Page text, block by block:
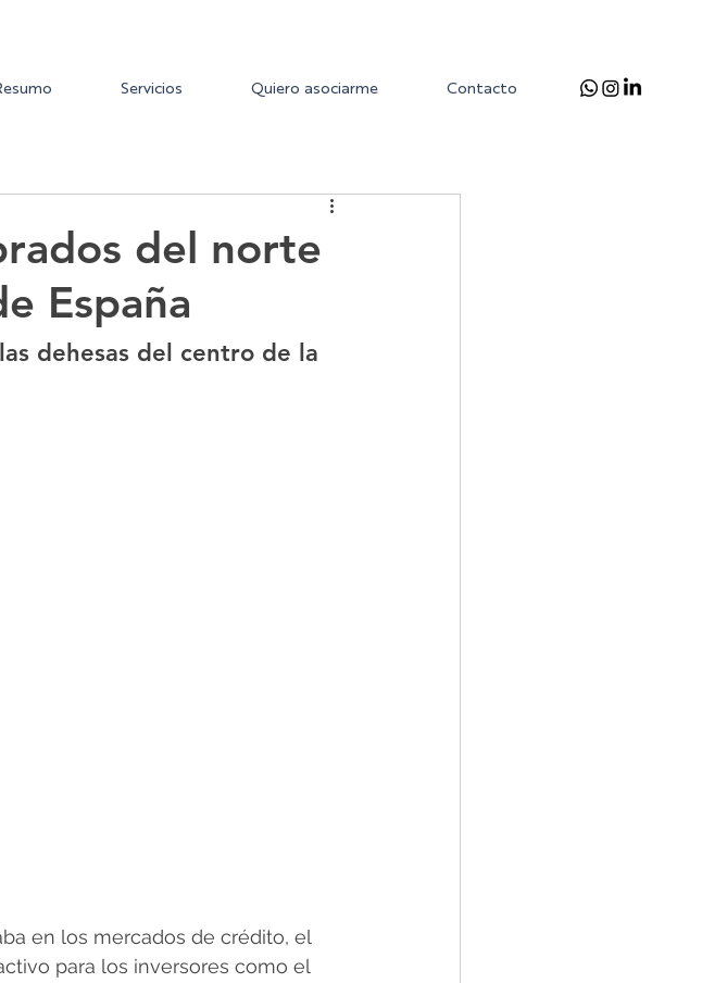
Servicios Quiero asociarme Contacto
del norte
España
dehesas del centro de la
en los mercados de crédito, el
para los inversores como el